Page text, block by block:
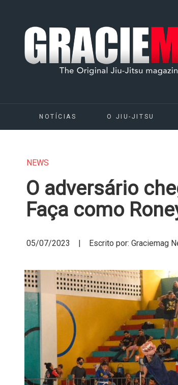
NOTÍCIAS O JIU-JITSU
NEWS
O adversário
Faça como
05/07/2023 | Escrito por: Graciemag